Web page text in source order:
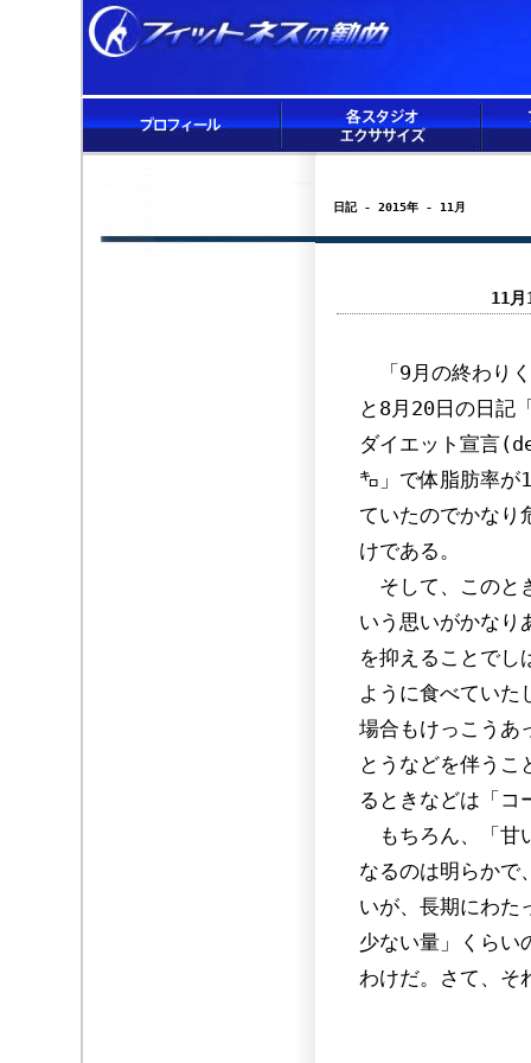
日記 - 2015年 - 11月
11
「9月の終わり
と8月20日の日記
ダイエット宣言
㌔」で体脂肪率が
ていたのでかな
けである。
そして、このと
いう思いがかなり
を抑えることでし
ように食べていた
場合もけっこうあ
とうなどを伴うこ
るときなどは「コ
もちろん、「甘
なるのは明らかで
いが、長期にわた
少ない量」くらい
わけだ。さて、そ